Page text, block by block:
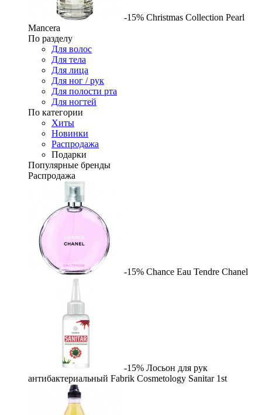
-15% Christmas Collection Pearl
Mancera
По разделу
Для волос
Для тела
Для лица
Для ног / рук
Для полости рта
Для ногтей
По категории
Хиты
Новинки
Распродажа
Подарки
Популярные бренды
Распродажа
-15% Chance Eau Tendre Chanel
-15% Лосьон для рук
антибактериальный Fabrik Cosmetology Sanitar 1st